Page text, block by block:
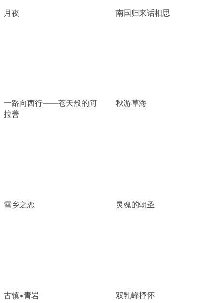
月夜 南国归来话相思
一路向西行——苍天般的阿
拉善
秋游草海
雪乡之恋 灵魂的朝圣
古镇•青岩 双乳峰抒怀